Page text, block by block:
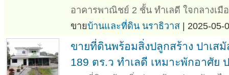
อาคารพาณิชย์ 2 ชั้น ทำเลดี ใจกลางเมื
ขายบ้านและที่ดิน นราธิวาส | 2025-05-
ขายที่ดินพร้อมสิ่งปลูกสร้าง ปาเส
189 ตร.ว ทำเลดี เหมาะพักอาศัย